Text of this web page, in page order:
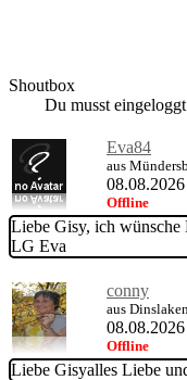
Shoutbox
Du musst
Eva84
aus
Offline
Liebe Gisy, ich wünsche
LG Eva
conny
aus
Offline
Liebe Gisyalles Liebe